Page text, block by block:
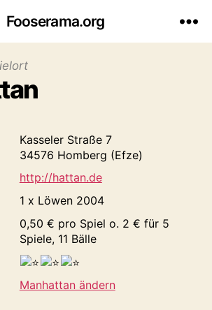
Fooserama.org
Kasseler Straße 7
34576 Homberg (Efze)
http://hattan.de
1 x Löwen 2004
0,50 € pro Spiel o. 2 € für 5
Spiele, 11 Bälle
Manhattan ändern